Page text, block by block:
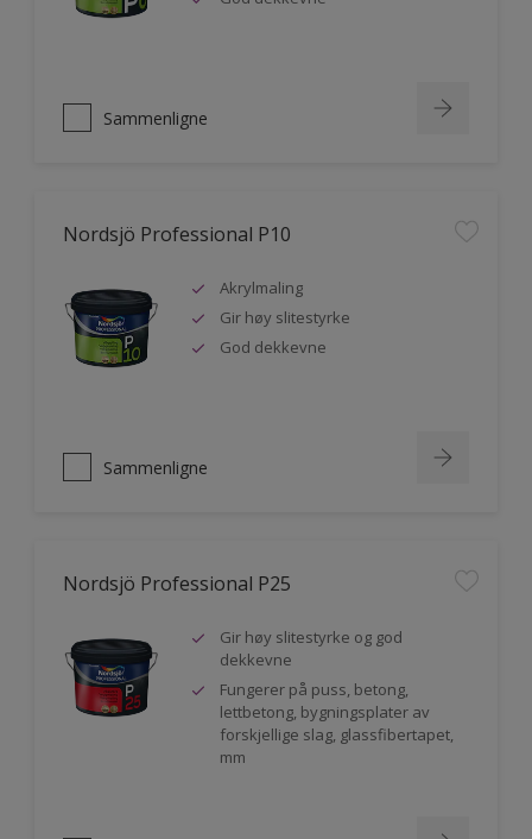
Sammenligne
Nordsjö Professional P10
Akrylmaling
Gir høy slitestyrke
God dekkevne
Sammenligne
Nordsjö Professional P25
Gir høy slitestyrke og god
dekkevne
Fungerer på puss, betong,
lettbetong, bygningsplater av
forskjellige slag, glassfibertapet,
mm